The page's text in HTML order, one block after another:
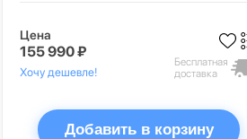
Цена
155 990 ₽
Хочу дешевле!
Бесплатная
доставка
Добавить в корзину